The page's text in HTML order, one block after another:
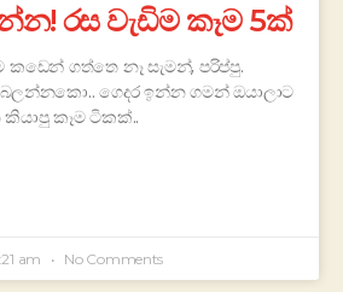
රස වැඩිම කෑම 5ක්
ගත්තෙ නෑ සැමන්, පරිප්පු.
ගෙදර ඉන්න ගමන් ඔයාලාට
කෑම ටිකක්..
am No Comments